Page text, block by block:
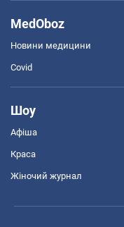
MedOboz
Новини медицини
Covid
Шоу
Афіша
Краса
Жіночий журнал